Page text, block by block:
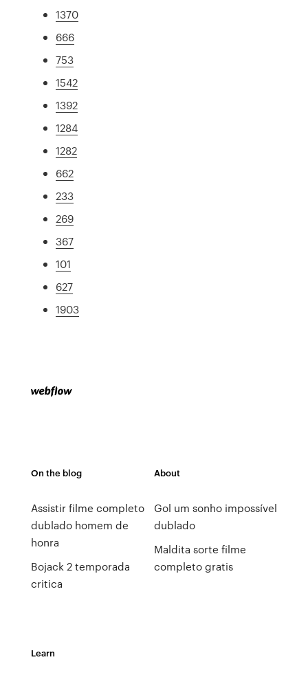
1370
666
753
1542
1392
1284
1282
662
233
269
367
101
627
1903
On the blog
Assistir filme completo
dublado homem de
honra
Bojack 2 temporada
critica
About
Gol um sonho impossível
dublado
Maldita sorte filme
completo gratis
Learn